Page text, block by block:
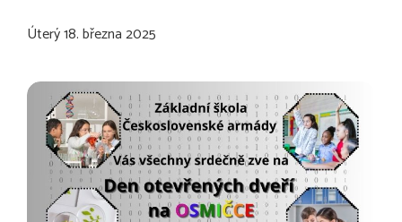
Úterý 18. března 2025